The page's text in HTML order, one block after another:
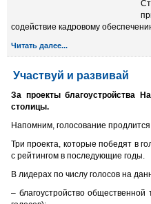
содействие кадровому
Читать далее...
Участвуй и развивай
За проекты благоустройства
столицы.
Напомним, голосование
Три проекта, которые победят в
с рейтингом в последующие годы.
В лидерах по числу голосов на
– благоустройство